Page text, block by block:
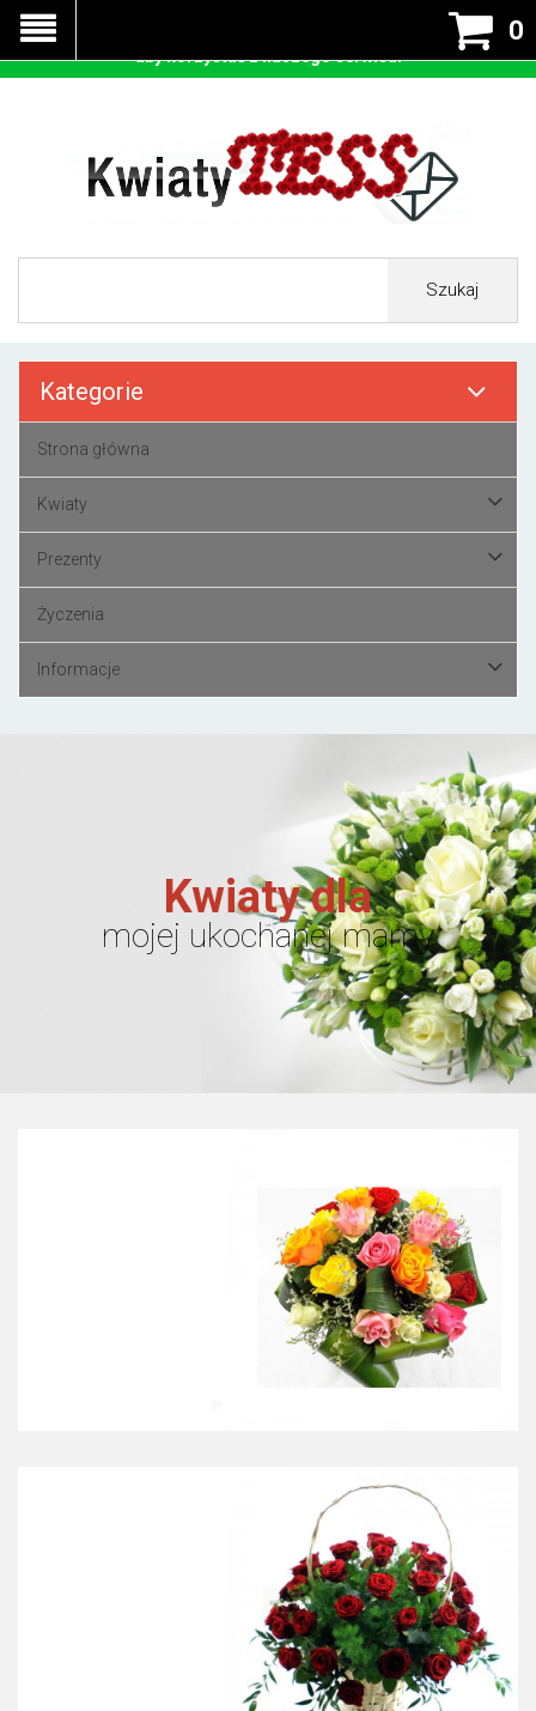
0
Szukaj
Kategorie
Strona główna
Kwiaty
Prezenty
Życzenia
Informacje
Kwiaty dla
mojej ukochanej mamy
Nasza strona korzysta z cookies - czyli tzw ciastek w celu
prawidłowego działania. Zaakceptuj przyjmowanie cookies
aby korzystać z naszego serwisu.